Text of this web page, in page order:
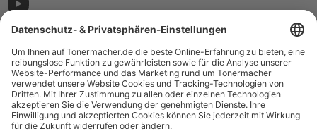
¹ Nur gültig für den Versand innerhalb Deutschlands. Befindet sich ein Warenwert
von mindestens 35€ (inkl. Mwst.) an Ampertec Artikeln in Ihrem Warenkorb, ist der
Versand für Sie kostenfrei.